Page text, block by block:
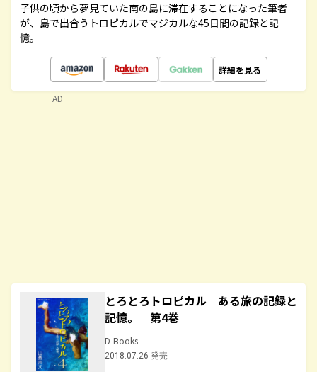
子供の頃から夢見ていた南の島に滞在することになった筆者
が、島で出合うトロピカルでマジカルな45日間の記録と記
憶。
詳細を見る
とろとろトロピカル ある旅の記録と
記憶。 第4巻
D-Books
2018.07.26 発売
AD